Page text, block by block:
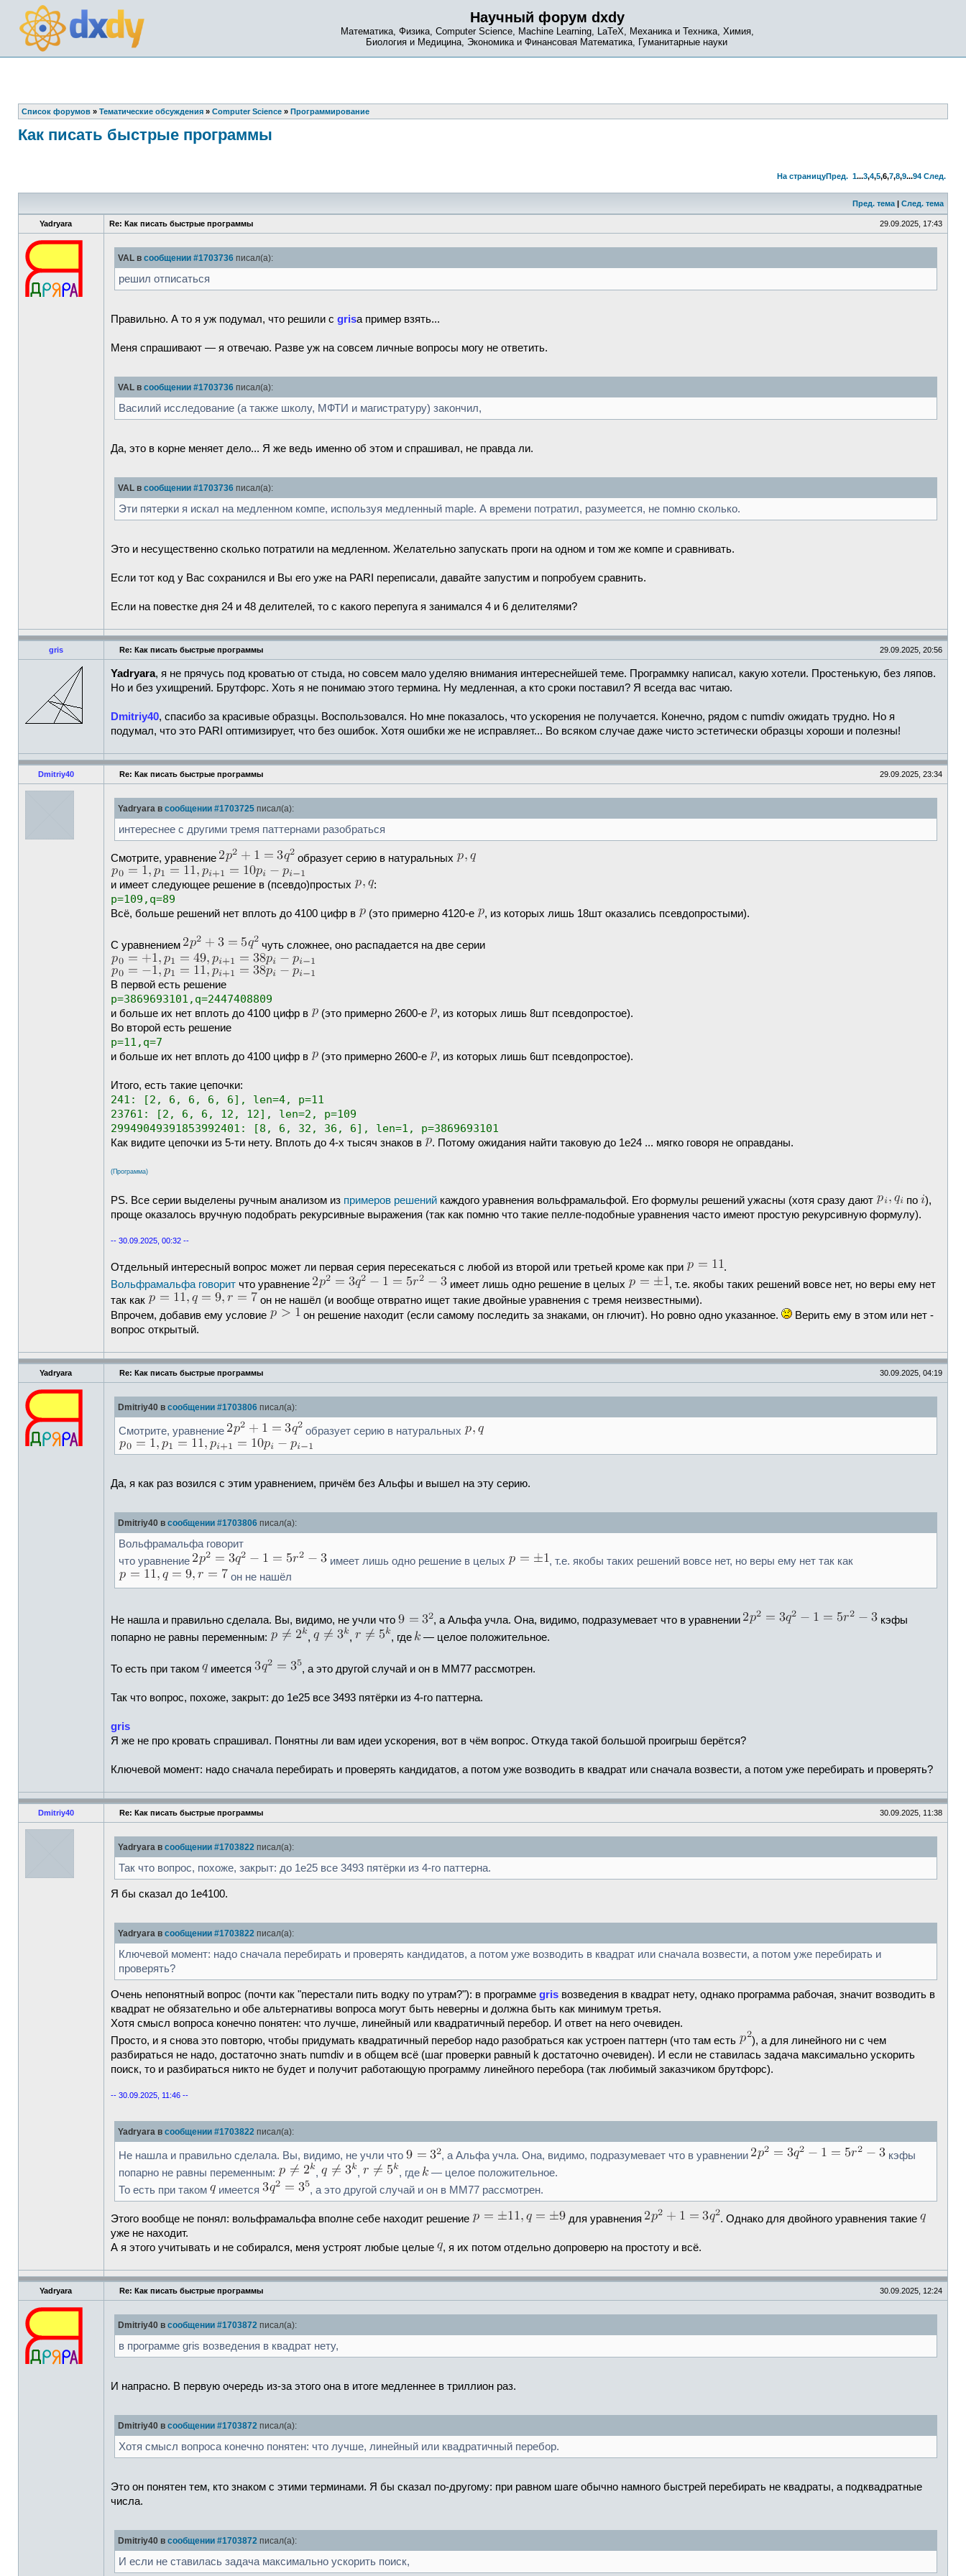
Научный форум dxdy
Математика, Физика, Computer Science, Machine Learning, LaTeX, Механика и Техника, Химия,
Биология и Медицина, Экономика и Финансовая Математика, Гуманитарные науки
Список форумов » Тематические обсуждения » Computer Science » Программирование
Как писать быстрые программы
На страницуПред. 1...3,4,5,6,7,8,9...94 След.
Пред. тема | След. тема
Yadryara Re: Как писать быстрые программы 29.09.2025, 17:43
VAL в сообщении #1703736 писал(а):
решил отписаться
Правильно. А то я уж подумал, что решили с grisа пример взять...
Меня спрашивают — я отвечаю. Разве уж на совсем личные вопросы могу не ответить.
VAL в сообщении #1703736 писал(а):
Василий исследование (а также школу, МФТИ и магистратуру) закончил,
Да, это в корне меняет дело... Я же ведь именно об этом и спрашивал, не правда ли.
VAL в сообщении #1703736 писал(а):
Эти пятерки я искал на медленном компе, используя медленный maple. А времени потратил, разумеется, не помню сколько.
Это и несущественно сколько потратили на медленном. Желательно запускать проги на одном и том же компе и сравнивать.
Если тот код у Вас сохранился и Вы его уже на PARI переписали, давайте запустим и попробуем сравнить.
Если на повестке дня 24 и 48 делителей, то с какого перепуга я занимался 4 и 6 делителями?
gris Re: Как писать быстрые программы 29.09.2025, 20:56
Yadryara, я не прячусь под кроватью от стыда, но совсем мало уделяю внимания интереснейшей теме. Программку написал, какую хотели. Простенькую, без ляпов.
Но и без ухищрений. Брутфорс. Хоть я не понимаю этого термина. Ну медленная, а кто сроки поставил? Я всегда вас читаю.
Dmitriy40, спасибо за красивые образцы. Воспользовался. Но мне показалось, что ускорения не получается. Конечно, рядом с numdiv ожидать трудно. Но я
подумал, что это PARI оптимизирует, что без ошибок. Хотя ошибки же не исправляет... Во всяком случае даже чисто эстетически образцы хороши и полезны!
Dmitriy40 Re: Как писать быстрые программы 29.09.2025, 23:34
Yadryara в сообщении #1703725 писал(а):
интереснее с другими тремя паттернами разобраться
Смотрите, уравнение образует серию в натуральных
и имеет следующее решение в (псевдо)простых :
p=109,q=89
Всё, больше решений нет вплоть до 4100 цифр в (это примерно 4120-е , из которых лишь 18шт оказались псевдопростыми).
С уравнением чуть сложнее, оно распадается на две серии
В первой есть решение
p=3869693101,q=2447408809
и больше их нет вплоть до 4100 цифр в (это примерно 2600-е
, из которых лишь 8шт псевдопростое).
Во второй есть решение
p=11,q=7
и больше их нет вплоть до 4100 цифр в (это примерно 2600-е , из которых лишь 6шт псевдопростое).
Итого, есть такие цепочки:
241: [2, 6, 6, 6, 6], len=4, p=11
23761: [2, 6, 6, 12, 12], len=2, p=109
29949049391853992401: [8, 6, 32, 36, 6], len=1, p=3869693101
Как видите цепочки из 5-ти нету. Вплоть до 4-х тысяч знаков в . Потому ожидания найти таковую до 1e24 ... мягко говоря не оправданы.
(Программа)
PS. Все серии выделены ручным анализом из примеров решений каждого уравнения вольфрамальфой. Его формулы решений ужасны (хотя сразу дают по
),
проще оказалось вручную подобрать рекурсивные выражения (так как помню что такие пелле-подобные уравнения часто имеют простую рекурсивную формулу).
-- 30.09.2025, 00:32 --
Отдельный интересный вопрос может ли первая серия пересекаться с любой из второй или третьей кроме как при
.
Вольфрамальфа говорит что уравнение имеет лишь одно решение в целых
, т.е. якобы таких решений вовсе нет, но веры ему нет
так как
он не нашёл (и вообще отвратно ищет такие двойные уравнения с тремя неизвестными).
Впрочем, добавив ему условие
он решение находит (если самому последить за знаками, он глючит). Но ровно одно указанное.
Верить ему в этом или нет -
вопрос открытый.
Yadryara Re: Как писать быстрые программы 30.09.2025, 04:19
Dmitriy40 в сообщении #1703806 писал(а):
Смотрите, уравнение образует серию в натуральных
Да, я как раз возился с этим уравнением, причём без Альфы и вышел на эту серию.
Dmitriy40 в сообщении #1703806 писал(а):
Вольфрамальфа говорит
что уравнение
имеет лишь одно решение в целых
, т.е. якобы таких решений вовсе нет, но веры ему нет так как
он не нашёл
Не нашла и правильно сделала. Вы, видимо, не учли что , а Альфа учла. Она, видимо, подразумевает что в уравнении
кэфы
попарно не равны переменным:
, , , где — целое положительное.
То есть при таком имеется , а это другой случай и он в ММ77 рассмотрен.
Так что вопрос, похоже, закрыт: до 1e25 все 3493 пятёрки из 4-го паттерна.
gris
Я же не про кровать спрашивал. Понятны ли вам идеи ускорения, вот в чём вопрос. Откуда такой большой проигрыш берётся?
Ключевой момент: надо сначала перебирать и проверять кандидатов, а потом уже возводить в квадрат или сначала возвести, а потом уже перебирать и проверять?
Dmitriy40 Re: Как писать быстрые программы 30.09.2025, 11:38
Yadryara в сообщении #1703822 писал(а):
Так что вопрос, похоже, закрыт: до 1e25 все 3493 пятёрки из 4-го паттерна.
Я бы сказал до 1e4100.
Yadryara в сообщении #1703822 писал(а):
Ключевой момент: надо сначала перебирать и проверять кандидатов, а потом уже возводить в квадрат или сначала возвести, а потом уже перебирать и
проверять?
Очень непонятный вопрос (почти как "перестали пить водку по утрам?"): в программе gris возведения в квадрат нету, однако программа рабочая, значит возводить в
квадрат не обязательно и обе альтернативы вопроса могут быть неверны и должна быть как минимум третья.
Хотя смысл вопроса конечно понятен: что лучше, линейный или квадратичный перебор. И ответ на него очевиден.
Просто, и я снова это повторю, чтобы придумать квадратичный перебор надо разобраться как устроен паттерн (что там есть
), а для линейного ни с чем
разбираться не надо, достаточно знать numdiv и в общем всё (шаг проверки равный k достаточно очевиден). И если не ставилась задача максимально ускорить
поиск, то и разбираться никто не будет и получит работающую программу линейного перебора (так любимый заказчиком брутфорс).
-- 30.09.2025, 11:46 --
Yadryara в сообщении #1703822 писал(а):
Не нашла и правильно сделала. Вы, видимо, не учли что , а Альфа учла. Она, видимо, подразумевает что в уравнении
кэфы
попарно не равны переменным:
, , , где
— целое положительное.
То есть при таком
имеется , а это другой случай и он в ММ77 рассмотрен.
Этого вообще не понял: вольфрамальфа вполне себе находит решение для уравнения
. Однако для двойного уравнения такие
уже не находит.
А я этого учитывать и не собирался, меня устроят любые целые
, я их потом отдельно допроверю на простоту и всё.
Yadryara Re: Как писать быстрые программы 30.09.2025, 12:24
Dmitriy40 в сообщении #1703872 писал(а):
в программе gris возведения в квадрат нету,
И напрасно. В первую очередь из-за этого она в итоге медленнее в триллион раз.
Dmitriy40 в сообщении #1703872 писал(а):
Хотя смысл вопроса конечно понятен: что лучше, линейный или квадратичный перебор.
Это он понятен тем, кто знаком с этими терминами. Я бы сказал по-другому: при равном шаге обычно намного быстрей перебирать не квадраты, а подквадратные
числа.
Dmitriy40 в сообщении #1703872 писал(а):
И если не ставилась задача максимально ускорить поиск,